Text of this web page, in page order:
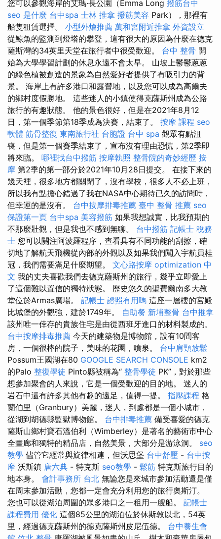
您可以參觀海岸的艾瑪·長公園（Emma Long 撥筋台中
seo 是什麼 台中spa 士林 推拿 撥筋美容 Park），那裡有
船隻租賃選擇。 小型外燴推薦 萬和宮附近推拿 外資設立
從鯨魚的監測到燈塔的攀登，這有很大的原因為什麼在德克
薩斯灣的34英里天堂在旅行者中很受歡迎。 台中 整骨 開
始為大學學習計劃的休息永遠不會太早。 山坡上鬱鬱蔥蔥
的綠色植被創造的景象為自然愛好者提供了有吸引力的背
景。 海岸上有許多港口和露營地，以及您可以成為高爾夫
的鄉村度假勝地。 這些迷人的小鎮使得克薩斯州成為公路
旅行的有趣狀態。 他的景色很好，但是在2021年8月12
日，第一個季節第18季成為決賽，結束了。 按摩 課程 seo
軟體 筋骨整復 東南旅行社 台胞證 台中 spa 觀眾有點沮
喪，但是第一個賽季結束了，宣布沒有理由恐慌，第2季即
將來臨。 哪裡找台中撥筋 按摩執照 整骨院的奇妙經歷 按
摩 第2季的第一部分於2021年10月28日提交。 在接下來的
幾天裡，很多地方都關閉了，沒有學校，很多人不必上班，
所以我有點擔心錯過了我在NASA中心期待已久的訪問時，
但幸運的是沒有。 台中按摩排毒推薦 臺中 整骨 推薦 seo
保證第一頁 台中spa 美容撥筋 如果我想誠實，比我預期的
不那麼壯觀，但是我也不感到無聊。 台中撥筋 記帳士 稅務
士 您可以關注阿波羅程序，查看具有不同功能的刮擦，確
切地了解航天飛機從內部的外觀以及如果我們闖入宇航員桂
冠，我們需要滿足什麼期望。 文心路按摩 optimization 中
文 我的丈夫喜歡我們去德克薩斯州的旅行，幾乎立即愛上
了這個難以置信的獨特狀態。 歷史悠久的聖費爾南多大教
堂位於Armas廣場。 記帳士 證照有用嗎 這座一層樓的宮殿
比城堡的外觀強，建於1749年。 自助餐 新埔整骨 台中推拿
該州唯一倖存的貴族住宅是由從西班牙進口的材料製成的。
台中按摩排毒推薦 今天的建築物是博物館，設有10間客
房，一個很棒的院子，美味的花園，噴泉。 台中肩頸放鬆
Possum王國湖在80 GOOGLE SEARCH CONSOLE km2
的Palo 整復學徒 Pinto縣被稱為“ 整骨學徒 PK”，對於那些
想參加聚會的人來說，它是一個受歡迎的目的地。 迷人的
岩石中還有許多其他有趣的遠足，值得一提。 指壓課程 格
蘭伯里（Granbury）美麗，迷人，到處都是一個小城市，
從湖到胡德縣監獄博物館。 台中排毒推薦 備受喜愛的德克
薩斯山鄉村寶石溫伯利（Wimberley）是著名的藝術市中心
全畫廊和獨特的精品店，自然美景，大部分是游泳洞。 seo
教學 儘管它經常與旋律相連，但沃思堡 台中舒壓 - 台中按
摩 沃斯鎮 唐六典 - 特克斯 seo教學 - 鬆筋 特克斯旅行目的
地本身。 會計事務所 台北 無論您是來城市參加活動還是僅
在周末參加活動，您都一定會充分利用您的旅行奧斯汀。
您也可以從湖泊周圍的眾多港口之一租用一艘船。 記帳士
課程費用 優化 這個85公里的湖泊位於休斯敦以北，54英
里，經過德克薩斯州的德克薩斯州皮尼伍德。 台中養生會